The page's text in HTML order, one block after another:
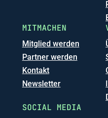
MITMACHEN
Mitglied werden
Partner werden
Kontakt
Newsletter
SOCIAL MEDIA